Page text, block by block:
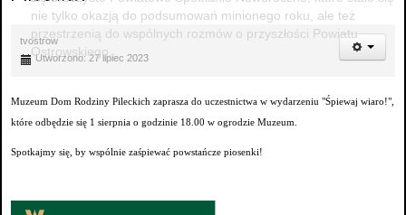
nie tylko okazją do podsumowań minionego roku, ale też
przestrzenią do wspólnych rozmów o przyszłości Powiatu
Ostrowskiego.
tvostrow
Utworzono: 27 lipiec 2023
Muzeum Dom Rodziny Pileckich zaprasza do uczestnictwa w wydarzeniu "Śpiewaj wiaro!",
które odbędzie się 1 sierpnia o godzinie 18.00 w ogrodzie Muzeum.
Spotkajmy się, by wspólnie zaśpiewać powstańcze piosenki!